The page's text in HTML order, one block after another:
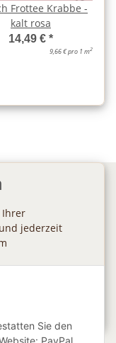
Frottee Krabbe -
kalt rosa
14,49 € *
9,66 € pro 1 m2
Ihrer
jederzeit
Sie den